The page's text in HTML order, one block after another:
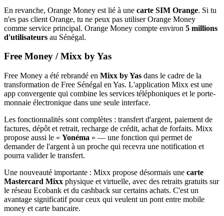
En revanche, Orange Money est lié à une carte SIM Orange. Si tu
n'es pas client Orange, tu ne peux pas utiliser Orange Money
comme service principal. Orange Money compte environ 5 millions
d'utilisateurs au Sénégal.
Free Money / Mixx by Yas
Free Money a été rebrandé en Mixx by Yas dans le cadre de la
transformation de Free Sénégal en Yas. L'application Mixx est une
app convergente qui combine les services téléphoniques et le porte-
monnaie électronique dans une seule interface.
Les fonctionnalités sont complètes : transfert d'argent, paiement de
factures, dépôt et retrait, recharge de crédit, achat de forfaits. Mixx
propose aussi le « Yonéma » — une fonction qui permet de
demander de l'argent à un proche qui recevra une notification et
pourra valider le transfert.
Une nouveauté importante : Mixx propose désormais une carte
Mastercard Mixx physique et virtuelle, avec des retraits gratuits sur
le réseau Ecobank et du cashback sur certains achats. C'est un
avantage significatif pour ceux qui veulent un pont entre mobile
money et carte bancaire.